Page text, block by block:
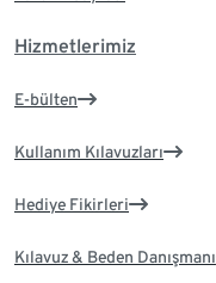
Hizmetlerimiz
E-bülten
Kullanım Kılavuzları
Hediye Fikirleri
Kılavuz & Beden Danışmanı